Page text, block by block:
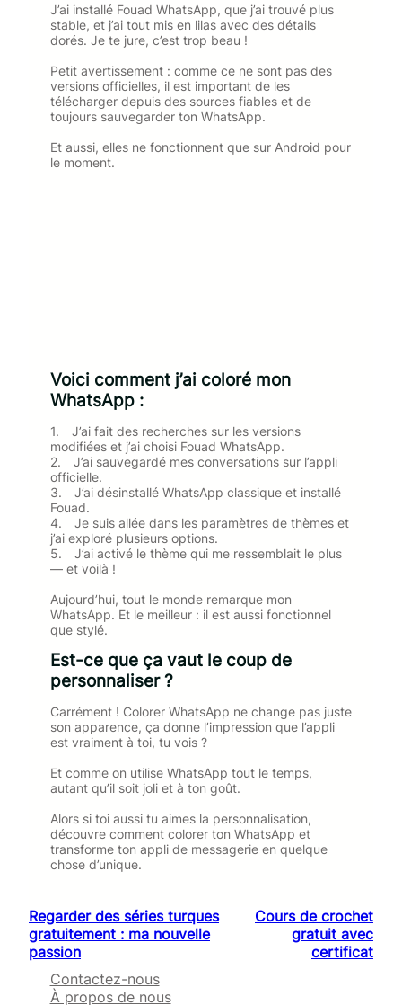
J’ai installé Fouad WhatsApp, que j’ai trouvé plus
stable, et j’ai tout mis en lilas avec des détails
dorés. Je te jure, c’est trop beau !
Petit avertissement : comme ce ne sont pas des
versions officielles, il est important de les
télécharger depuis des sources fiables et de
toujours sauvegarder ton WhatsApp.
Et aussi, elles ne fonctionnent que sur Android pour
le moment.
Voici comment j’ai coloré mon
WhatsApp :
1. J’ai fait des recherches sur les versions
modifiées et j’ai choisi Fouad WhatsApp.
2. J’ai sauvegardé mes conversations sur l’appli
officielle.
3. J’ai désinstallé WhatsApp classique et installé
Fouad.
4. Je suis allée dans les paramètres de thèmes et
j’ai exploré plusieurs options.
5. J’ai activé le thème qui me ressemblait le plus
— et voilà !
Aujourd’hui, tout le monde remarque mon
WhatsApp. Et le meilleur : il est aussi fonctionnel
que stylé.
Est-ce que ça vaut le coup de
personnaliser ?
Carrément ! Colorer WhatsApp ne change pas juste
son apparence, ça donne l’impression que l’appli
est vraiment à toi, tu vois ?
Et comme on utilise WhatsApp tout le temps,
autant qu’il soit joli et à ton goût.
Alors si toi aussi tu aimes la personnalisation,
découvre comment colorer ton WhatsApp et
transforme ton appli de messagerie en quelque
chose d’unique.
Regarder des séries turques
gratuitement : ma nouvelle
passion
Cours de crochet
gratuit avec
certificat
Contactez-nous
À propos de nous